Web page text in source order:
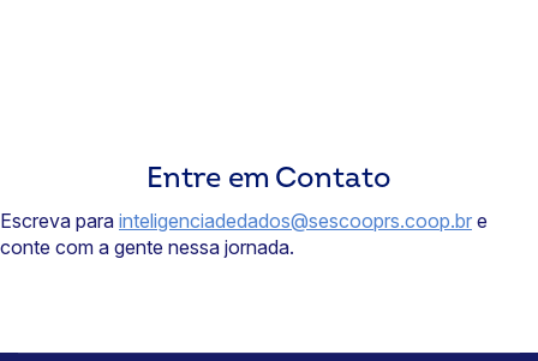
Entre em Contato
Escreva para inteligenciadedados@sescooprs.coop.br e
conte com a gente nessa jornada.